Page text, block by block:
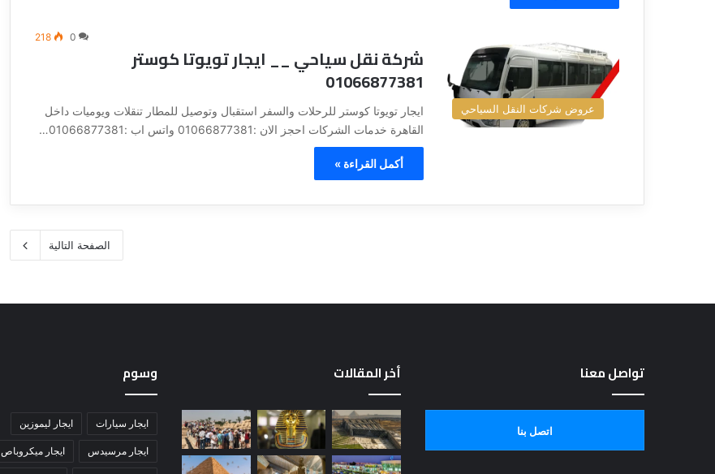
عروض شركات النقل السياحي
0
218
شركة نقل سياحي __ ايجار تويوتا كوستر
01066877381
ايجار تويوتا كوستر للرحلات والسفر استقبال وتوصيل للمطار تنقلات ويوميات داخل
القاهرة خدمات الشركات احجز الان :01066877381 واتس اب :01066877381…
أكمل القراءة »
الصفحة التالية
تواصل معنا
اتصل بنا
أخر المقالات وسوم
ايجار سيارات ايجار ليموزين
ايجار مرسيدس ايجار ميكروباص